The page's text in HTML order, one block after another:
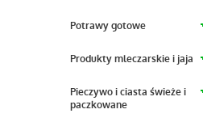
Potrawy gotowe
Produkty mleczarskie i jaja
Pieczywo i ciasta świeże i
paczkowane